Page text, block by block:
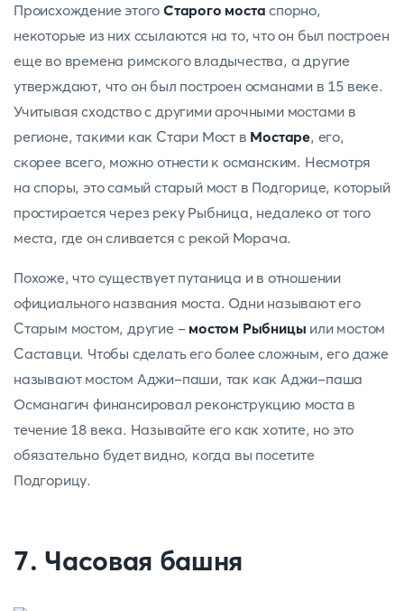
Происхождение этого Старого моста спорно,
некоторые из них ссылаются на то, что он был построен
еще во времена римского владычества, а другие
утверждают, что он был построен османами в 15 веке.
Учитывая сходство с другими арочными мостами в
регионе, такими как Стари Мост в Мостаре, его,
скорее всего, можно отнести к османским. Несмотря
на споры, это самый старый мост в Подгорице, который
простирается через реку Рыбница, недалеко от того
места, где он сливается с рекой Морача.
Похоже, что существует путаница и в отношении
официального названия моста. Одни называют его
Старым мостом, другие -мостом Рыбницы или мостом
Саставци. Чтобы сделать его более сложным, его даже
называют мостом Аджи-паши, так как Аджи-паша
Османагич финансировал реконструкцию моста в
течение 18 века. Называйте его как хотите, но это
обязательно будет видно, когда вы посетите
Подгорицу.
7. Часовая башня